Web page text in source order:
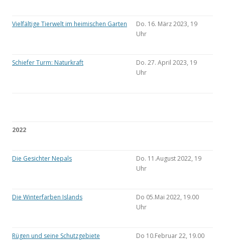
Vielfältige Tierwelt im heimischen Garten
Do. 16. März 2023, 19
Uhr
Schiefer Turm: Naturkraft
Do. 27. April 2023, 19
Uhr
2022
Die Gesichter Nepals
Do. 11.August 2022, 19
Uhr
Die Winterfarben Islands
Do 05.Mai 2022, 19.00
Uhr
Rügen und seine Schutzgebiete
Do 10.Februar 22, 19.00